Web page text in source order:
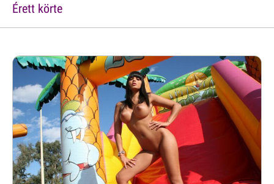
Érett körte